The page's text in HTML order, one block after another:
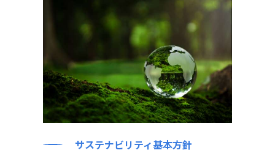
サステナビリティ基本方針